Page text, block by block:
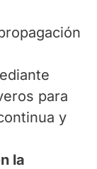
para
y
la